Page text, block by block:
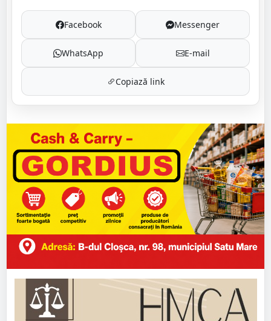
Facebook Messenger
WhatsApp E-mail
Copiază link